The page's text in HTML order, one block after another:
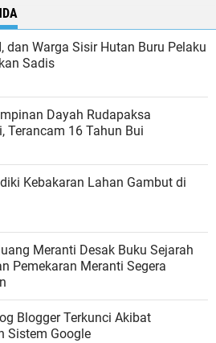
dan Warga Sisir Hutan Buru Pelaku
Sadis
Dayah Rudapaksa
Terancam 16 Tahun Bui
Kebakaran Lahan Gambut di
Meranti Desak Buku Sejarah
Pemekaran Meranti Segera
Blogger Terkunci Akibat
Sistem Google